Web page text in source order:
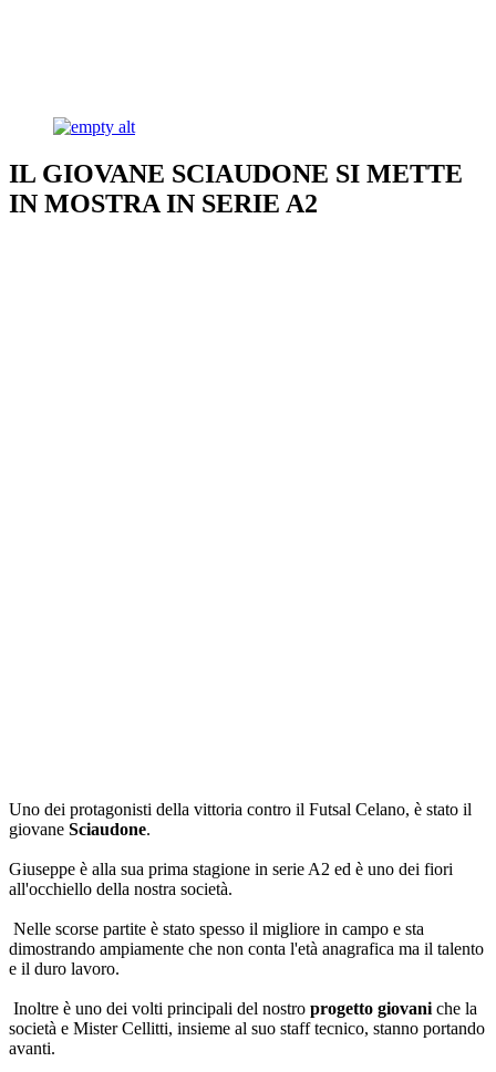
IL GIOVANE SCIAUDONE SI METTE
IN MOSTRA IN SERIE A2
Uno dei protagonisti della vittoria contro il Futsal Celano, è stato il
giovane Sciaudone.
Giuseppe è alla sua prima stagione in serie A2 ed è uno dei fiori
all'occhiello della nostra società.
Nelle scorse partite è stato spesso il migliore in campo e sta
dimostrando ampiamente che non conta l'età anagrafica ma il talento
e il duro lavoro.
Inoltre è uno dei volti principali del nostro progetto giovaniche la
società e Mister Cellitti, insieme al suo staff tecnico, stanno portando
avanti.